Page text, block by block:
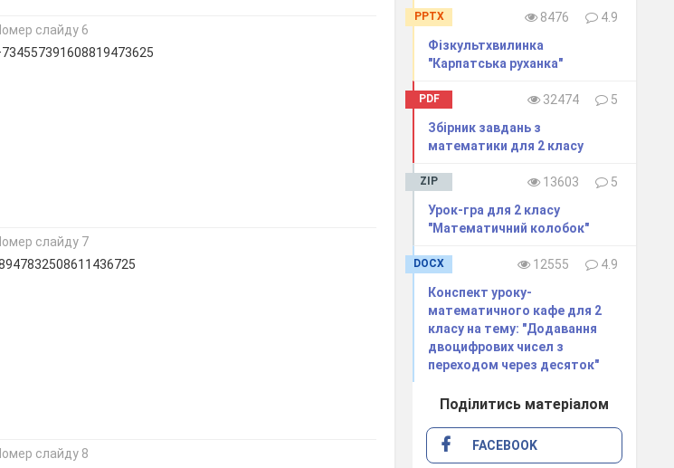
слайду 6
слайду 7
слайду 8
PPTX 8476
4.9
Фізкультхвилинка
"Карпатська руханка"
PDF 32474
5
Збірник завдань з
математики для 2 класу
ZIP 13603
5
Урок-гра для 2 класу
"Математичний колобок"
DOCX 12555
4.9
Конспект уроку-
математичного кафе для 2
класу на тему: "Додавання
двоцифрових чисел з
переходом через десяток"
Поділитись матеріалом
FACEBOOK